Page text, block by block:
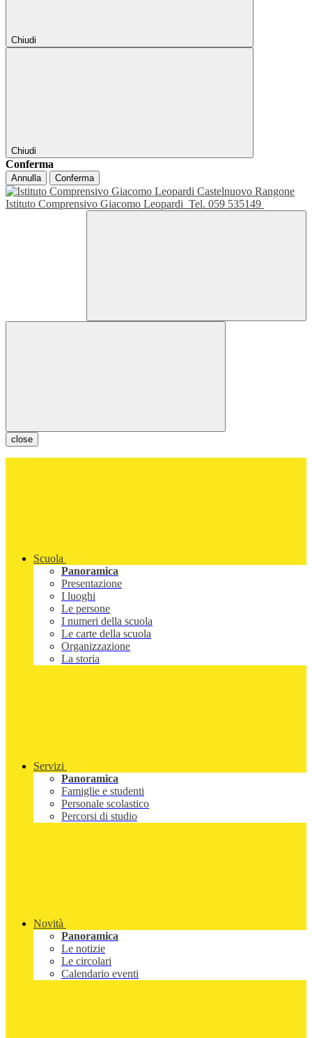
Chiudi
Chiudi
Conferma
Annulla Conferma
Istituto Comprensivo Giacomo Leopardi Tel. 059 535149
close
Scuola
Panoramica
Presentazione
I luoghi
Le persone
I numeri della scuola
Le carte della scuola
Organizzazione
La storia
Servizi
Panoramica
Famiglie e studenti
Personale scolastico
Percorsi di studio
Novità
Panoramica
Le notizie
Le circolari
Calendario eventi